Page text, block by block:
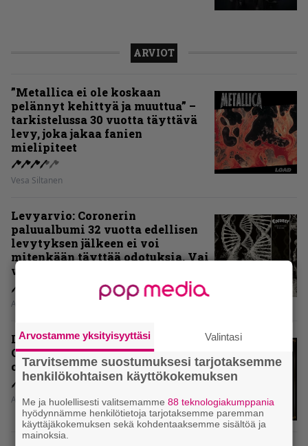
ARVIOT
”Metallica ei ole koskaan
pelännyt kehittyä ja muuttua” –
tarkistelussa 30 vuotta täyttävä
levy, joka jakaa fanien
mielipiteet
Vesa Siltanen
Levyarvio: Coronerin
paluualbumi 32 vuotta edellisen
levytyksen jälkeen ei voi
mitenkään täyttää odotuksia. Vai
voiko?
Aki Nuopponen
Levyarvio: Dirkschneider & The
Old Gang -albumista ei aina tiedä,
onko se tosissaan tehty vai ei
Aki Nuopponen
Arvostamme yksityisyyttäsi Valintasi
Tarvitsemme suostumuksesi tarjotaksemme
henkilökohtaisen käyttökokemuksen
Me ja huolellisesti valitsemamme88 teknologiakumppania
hyödynnämme henkilötietoja tarjotaksemme paremman
käyttäjäkokemuksen sekä kohdentaaksemme sisältöä ja
mainoksia.